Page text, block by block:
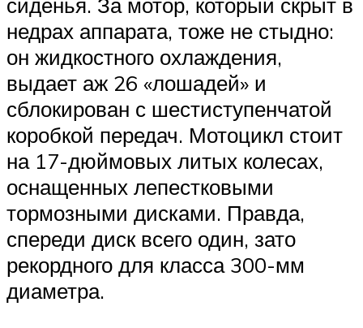
недрах аппарата, тоже не стыдно:
он жидкостного охлаждения,
выдает аж 26 «лошадей» и
сблокирован с шестиступенчатой
коробкой передач. Мотоцикл стоит
на 17-дюймовых литых колесах,
оснащенных лепестковыми
тормозными дисками. Правда,
спереди диск всего один, зато
рекордного для класса 300-мм
диаметра.